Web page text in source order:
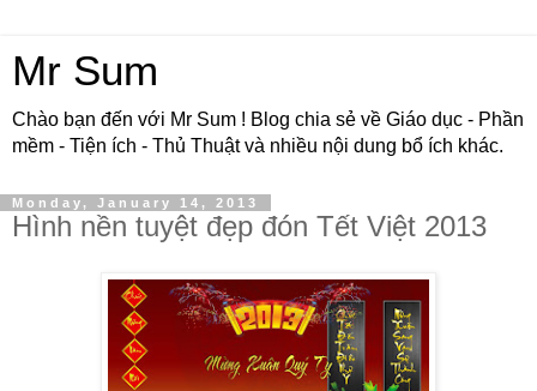
Mr Sum
Chào bạn đến với Mr Sum ! Blog chia sẻ về Giáo dục - Phần
mềm - Tiện ích - Thủ Thuật và nhiều nội dung bổ ích khác.
Monday, January 14, 2013
Hình nền tuyệt đẹp đón Tết Việt 2013